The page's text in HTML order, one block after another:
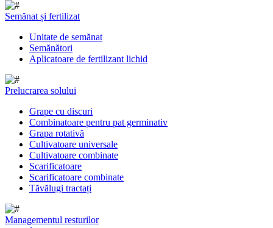
Semănat și fertilizat
Unitate de semănat
Semănători
Aplicatoare de fertilizant lichid
Prelucrarea solului
Grape cu discuri
Combinatoare pentru pat germinativ
Grapa rotativă
Cultivatoare universale
Cultivatoare combinate
Scarificatoare
Scarificatoare combinate
Tăvălugi tractați
Managementul resturilor